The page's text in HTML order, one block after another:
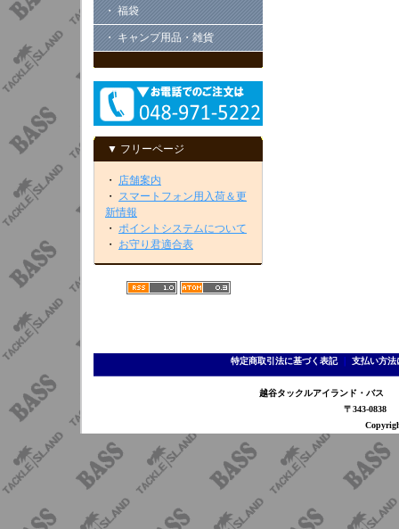
・ 福袋
・ キャンプ用品・雑貨
▼ フリーページ
・ 店舗案内
・ スマートフォン用入荷＆更
新情報
・ ポイントシステムについて
・ お守り君適合表
特定商取引法に基づく表記｜ 支払い方法
越谷タックルアイランド・バ
〒343-0838